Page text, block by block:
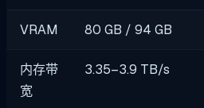
VRAM 80 GB / 94 GB
内存带
宽
3.35–3.9 TB/s